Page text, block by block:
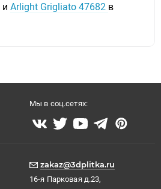
и Arlight Grigliato 47682 в
Мы в соц.сетях:
zakaz@3dplitka.ru
16-я Парковая д.23,